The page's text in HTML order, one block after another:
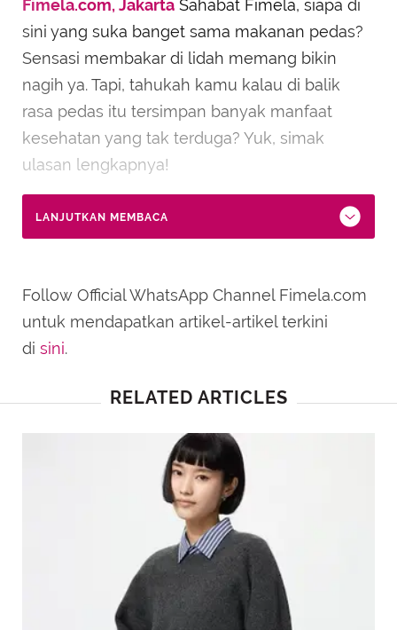
Fimela.com, Jakarta Sahabat Fimela, siapa di
sini yang suka banget sama makanan pedas?
Sensasi membakar di lidah memang bikin
nagih ya. Tapi, tahukah kamu kalau di balik
rasa pedas itu tersimpan banyak manfaat
kesehatan yang tak terduga? Yuk, simak
ulasan lengkapnya!
LANJUTKAN MEMBACA
Follow Official WhatsApp Channel Fimela.com
untuk mendapatkan artikel-artikel terkini
di sini.
RELATED ARTICLES